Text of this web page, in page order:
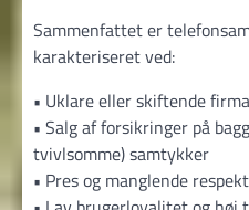
Sammenfattet er
karakteriseret ved:
• Uklare eller skiftende
• Salg af forsikringer på
tvivlsomme) samtykker
• Pres og manglende